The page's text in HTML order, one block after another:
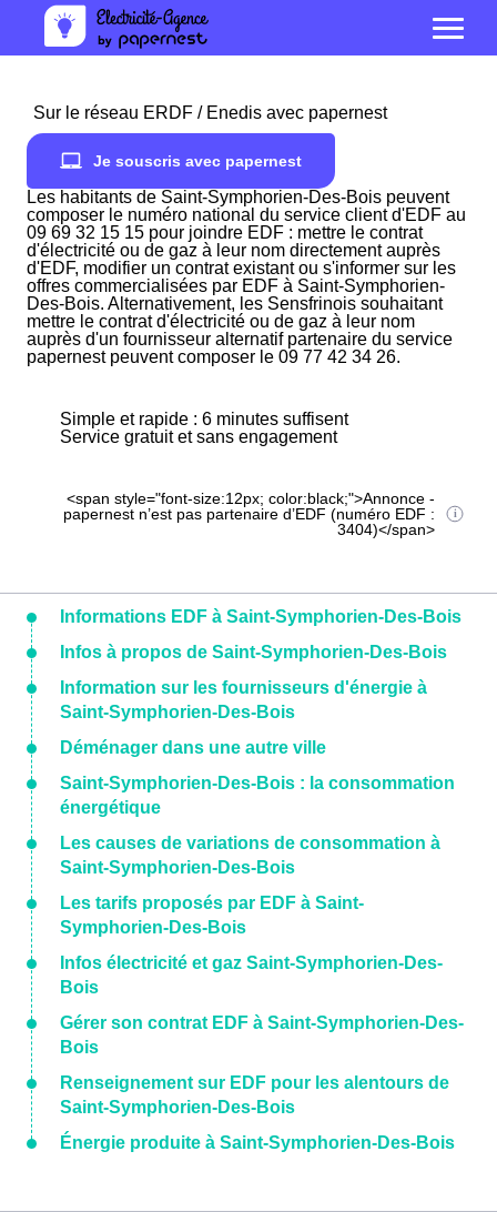
Sur le réseau ERDF / Enedis avec papernest
Je souscris avec papernest
Les habitants de Saint-Symphorien-Des-Bois peuvent
composer le numéro national du service client d'EDF au
09 69 32 15 15 pour joindre EDF : mettre le contrat
d'électricité ou de gaz à leur nom directement auprès
d'EDF, modifier un contrat existant ou s'informer sur les
offres commercialisées par EDF à Saint-Symphorien-
Des-Bois. Alternativement, les Sensfrinois souhaitant
mettre le contrat d'électricité ou de gaz à leur nom
auprès d'un fournisseur alternatif partenaire du service
papernest peuvent composer le 09 77 42 34 26.
Simple et rapide : 6 minutes suffisent
Service gratuit et sans engagement
<span style="font-size:12px; color:black;">Annonce -
papernest n’est pas partenaire d’EDF (numéro EDF :
3404)</span>
Informations EDF à Saint-Symphorien-Des-Bois
Infos à propos de Saint-Symphorien-Des-Bois
Information sur les fournisseurs d'énergie à
Saint-Symphorien-Des-Bois
Déménager dans une autre ville
Saint-Symphorien-Des-Bois : la consommation
énergétique
Les causes de variations de consommation à
Saint-Symphorien-Des-Bois
Les tarifs proposés par EDF à Saint-
Symphorien-Des-Bois
Infos électricité et gaz Saint-Symphorien-Des-
Bois
Gérer son contrat EDF à Saint-Symphorien-Des-
Bois
Renseignement sur EDF pour les alentours de
Saint-Symphorien-Des-Bois
Énergie produite à Saint-Symphorien-Des-Bois